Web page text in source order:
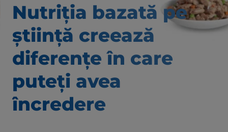
Nutriția bazată pe
știință creează
diferențe în care
puteți avea
încredere